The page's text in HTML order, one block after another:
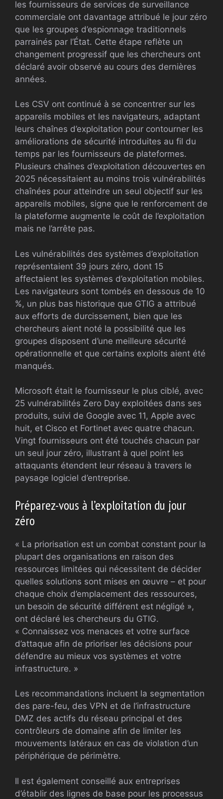
les fournisseurs de services de surveillance
commerciale ont davantage attribué le jour zéro
que les groupes d’espionnage traditionnels
parrainés par l’État. Cette étape reflète un
changement progressif que les chercheurs ont
déclaré avoir observé au cours des dernières
années.
Les CSV ont continué à se concentrer sur les
appareils mobiles et les navigateurs, adaptant
leurs chaînes d’exploitation pour contourner les
améliorations de sécurité introduites au fil du
temps par les fournisseurs de plateformes.
Plusieurs chaînes d’exploitation découvertes en
2025 nécessitaient au moins trois vulnérabilités
chaînées pour atteindre un seul objectif sur les
appareils mobiles, signe que le renforcement de
la plateforme augmente le coût de l’exploitation
mais ne l’arrête pas.
Les vulnérabilités des systèmes d’exploitation
représentaient 39 jours zéro, dont 15
affectaient les systèmes d’exploitation mobiles.
Les navigateurs sont tombés en dessous de 10
%, un plus bas historique que GTIG a attribué
aux efforts de durcissement, bien que les
chercheurs aient noté la possibilité que les
groupes disposent d’une meilleure sécurité
opérationnelle et que certains exploits aient été
manqués.
Microsoft était le fournisseur le plus ciblé, avec
25 vulnérabilités Zero Day exploitées dans ses
produits, suivi de Google avec 11, Apple avec
huit, et Cisco et Fortinet avec quatre chacun.
Vingt fournisseurs ont été touchés chacun par
un seul jour zéro, illustrant à quel point les
attaquants étendent leur réseau à travers le
paysage logiciel d’entreprise.
Préparez-vous à l’exploitation du jour
zéro
« La priorisation est un combat constant pour la
plupart des organisations en raison des
ressources limitées qui nécessitent de décider
quelles solutions sont mises en œuvre – et pour
chaque choix d’emplacement des ressources,
un besoin de sécurité différent est négligé »,
ont déclaré les chercheurs du GTIG.
« Connaissez vos menaces et votre surface
d’attaque afin de prioriser les décisions pour
défendre au mieux vos systèmes et votre
infrastructure. »
Les recommandations incluent la segmentation
des pare-feu, des VPN et de l’infrastructure
DMZ des actifs du réseau principal et des
contrôleurs de domaine afin de limiter les
mouvements latéraux en cas de violation d’un
périphérique de périmètre.
Il est également conseillé aux entreprises
d’établir des lignes de base pour les processus